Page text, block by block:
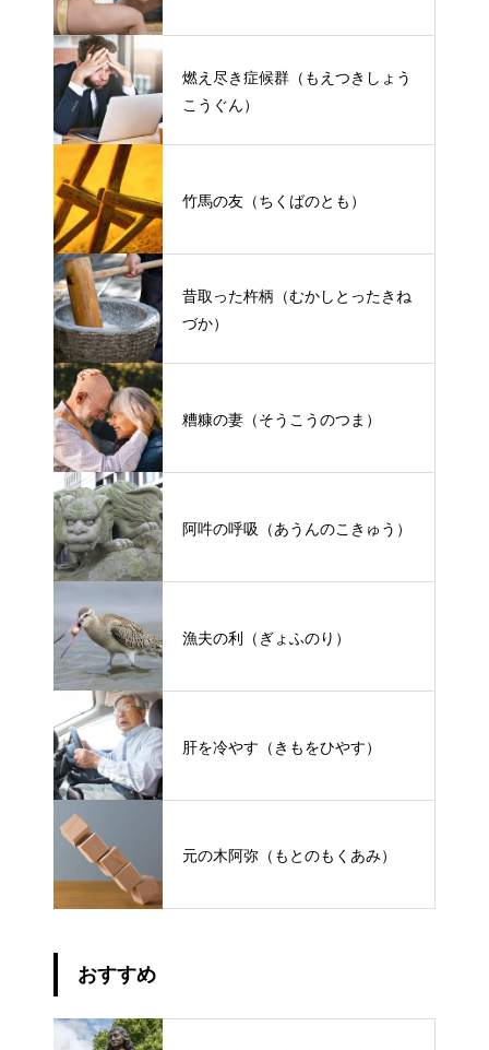
燃え尽き症候群（もえつきしょう
こうぐん）
竹馬の友（ちくばのとも）
昔取った杵柄（むかしとったきね
づか）
糟糠の妻（そうこうのつま）
阿吽の呼吸（あうんのこきゅう）
漁夫の利（ぎょふのり）
肝を冷やす（きもをひやす）
元の木阿弥（もとのもくあみ）
おすすめ